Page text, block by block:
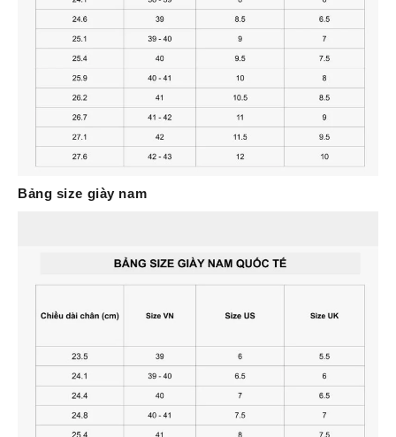
Bảng size giày nam